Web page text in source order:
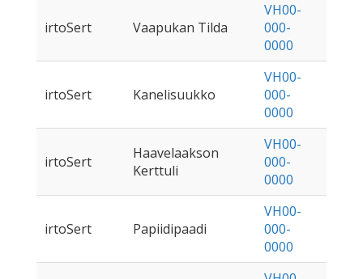
irtoSert Vaapukan Tilda
VH00-
000-
0000
irtoSert Kanelisuukko
VH00-
000-
0000
irtoSert
Haavelaakson
Kerttuli
VH00-
000-
0000
irtoSert Papiidipaadi
VH00-
000-
0000